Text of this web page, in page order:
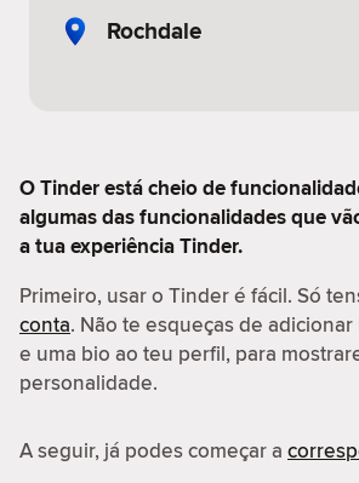
Rochdale
O Tinder está cheio de
algumas das funcionalidades que
a tua experiência Tinder.
Primeiro, usar o Tinder é fácil. Só
conta. Não te esqueças de
e uma bio ao teu perfil, para
personalidade.
A seguir, já podes começar a